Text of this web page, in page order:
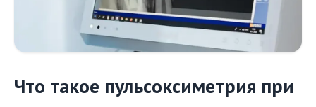
Что такое пульсоксиметрия при